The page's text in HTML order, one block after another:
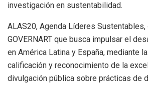
investigación en sustentabilidad.
ALAS20, Agenda Líderes
GOVERNART que busca impulsar el
en América Latina y España, mediante
calificación y reconocimiento de la
divulgación pública sobre prácticas de